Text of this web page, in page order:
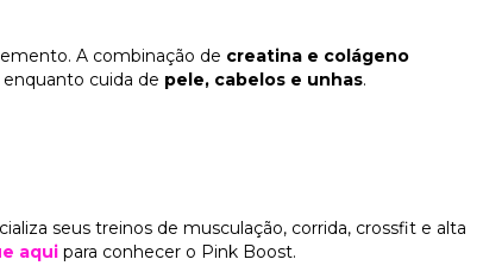
A combinação de creatina e colágeno
cuida de pele, cabelos e unhas.
seus treinos de musculação, corrida, crossfit e alta
aqui para conhecer o Pink Boost.